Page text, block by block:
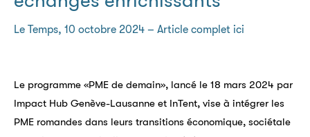
Le Temps, 10 octobre 2024 – Article complet ici
Le programme «PME de demain», lancé le 18 mars 2024 par
Impact Hub Genève-Lausanne et InTent, vise à intégrer les
PME romandes dans leurs transitions économique, sociétale